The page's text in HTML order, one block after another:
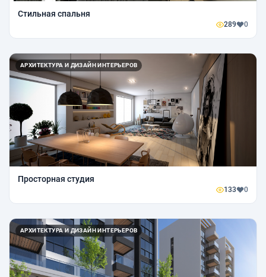
Стильная спальня
289 0
АРХИТЕКТУРА И ДИЗАЙН ИНТЕРЬЕРОВ
Просторная студия
133 0
АРХИТЕКТУРА И ДИЗАЙН ИНТЕРЬЕРОВ